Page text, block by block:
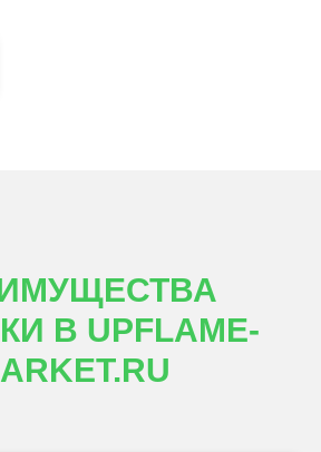
В UPFLAME-